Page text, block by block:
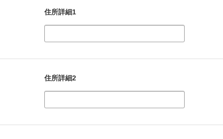
住所詳細1
住所詳細2